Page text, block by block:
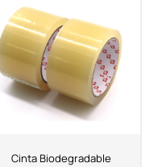
Cinta Biodegradable